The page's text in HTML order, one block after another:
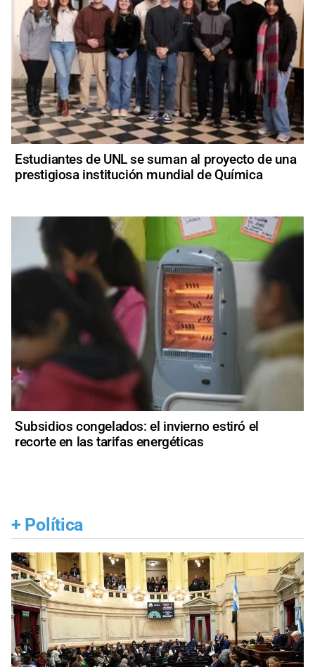
Estudiantes de UNL se suman al proyecto de una
prestigiosa institución mundial de Química
Subsidios congelados: el invierno estiró el
recorte en las tarifas energéticas
+ Política